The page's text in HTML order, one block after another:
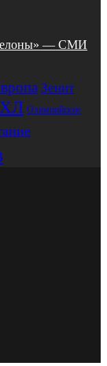
— СМИ
Зенит
Олимпийские